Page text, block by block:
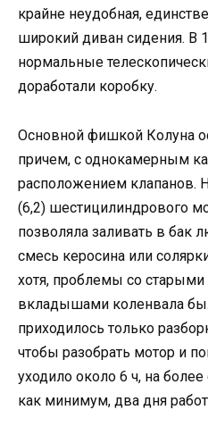
крайне неудобная,
широкий диван сидения. В
нормальные
доработали коробку.
Основной фишкой Колуна
причем, с однокамерным
расположением клапанов.
(6,2) шестицилиндрового
позволяла заливать в бак
смесь керосина или
хотя, проблемы со
вкладышами коленвала
приходилось только
чтобы разобрать мотор и
уходило около 6 ч, на
как минимум, два дня